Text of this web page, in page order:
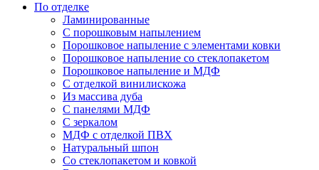
По отделке
Ламинированные
С порошковым напылением
Порошковое напыление с элементами ковки
Порошковое напыление со стеклопакетом
Порошковое напыление и МДФ
С отделкой винилискожа
Из массива дуба
С панелями МДФ
С зеркалом
МДФ с отделкой ПВХ
Натуральный шпон
Со стеклопакетом и ковкой